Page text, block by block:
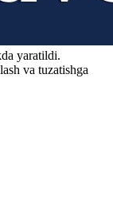
yaratildi.
va tuzatishga